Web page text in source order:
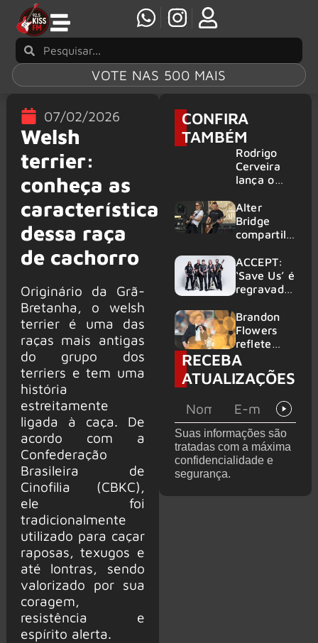
VOTE NAS 500 MAIS
07/02/2026
Welsh
terrier:
conheça as
características
dessa raça
de cachorro
Originário da Grã-
Bretanha, o welsh
terrier é uma das
raças mais antigas
do grupo dos
terriers e tem uma
história
estreitamente
ligada à caça. De
acordo com a
Confederação
Brasileira de
Cinofilia (CBKC),
ele foi
tradicionalmente
utilizado para caçar
raposas, texugos e
até lontras, sendo
valorizado por sua
coragem,
resistência e
espírito alerta.
CONFIRA
TAMBÉM
Rodrigo
Cerveira
lança o
Searcher”
Alter
Bridge
compartilh
vivo de
“Fortress”
gravada
am Ring
2026
ACCEPT:
‘Save Us’ é
regravada
membros
do GHOST
e KORN
Brandon
Flowers
reflete
sobre o
futuro e
levanta
de de
deixar os
palcos
RECEBA
ATUALIZAÇÕES
Suas informações são
tratadas com a máxima
confidencialidade e
segurança.